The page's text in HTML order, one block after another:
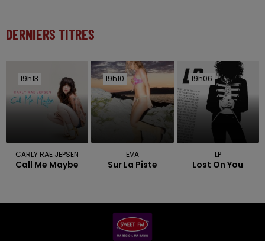
DERNIERS TITRES
19h13
19h13
CARLY RAE JEPSEN
Call Me Maybe
19h10
19h10
EVA
Sur La Piste
19h06
19h06
LP
Lost On You